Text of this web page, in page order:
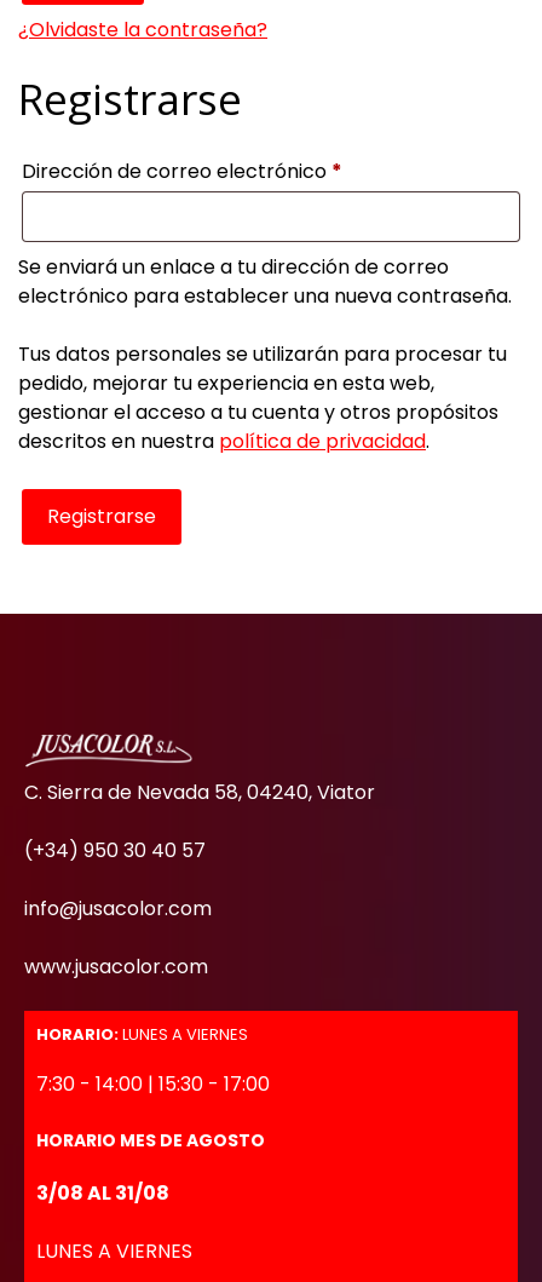
¿Olvidaste la contraseña?
Registrarse
Dirección de correo electrónico *
Se enviará un enlace a tu dirección de correo
electrónico para establecer una nueva contraseña.
Tus datos personales se utilizarán para procesar tu
pedido, mejorar tu experiencia en esta web,
gestionar el acceso a tu cuenta y otros propósitos
descritos en nuestra política de privacidad.
Registrarse
C. Sierra de Nevada 58, 04240, Viator
(+34) 950 30 40 57
info@jusacolor.com
www.jusacolor.com
HORARIO:LUNES A VIERNES
7:30 - 14:00 | 15:30 - 17:00
HORARIO MES DE AGOSTO
3/08 AL 31/08
LUNES A VIERNES